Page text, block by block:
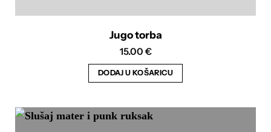
Jugo torba
15.00 €
DODAJ U KOŠARICU